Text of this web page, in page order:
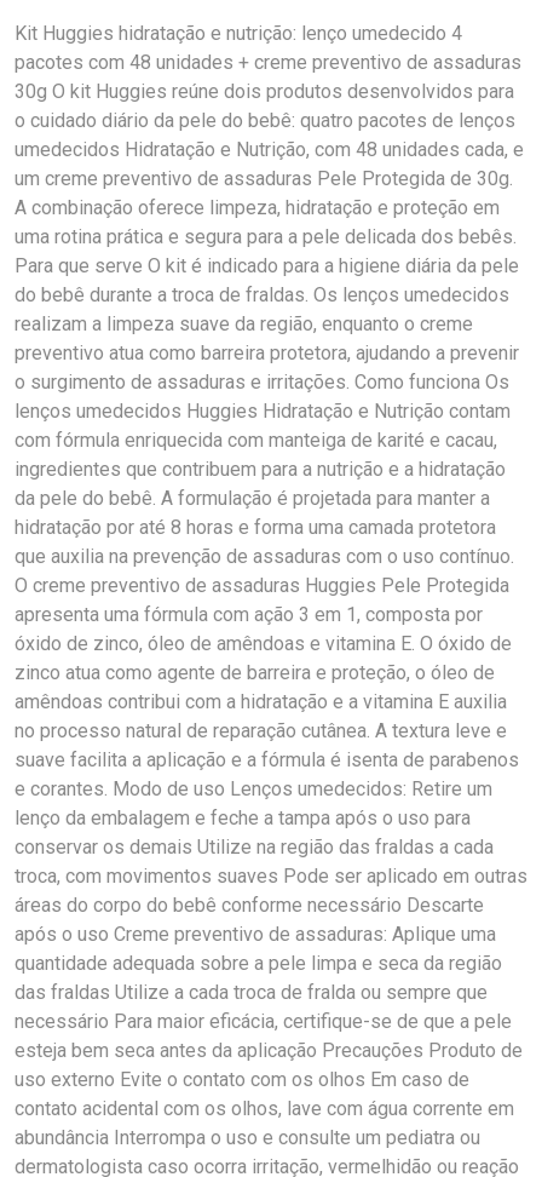
Kit Huggies hidratação e nutrição: lenço umedecido 4
pacotes com 48 unidades + creme preventivo de assaduras
30g O kit Huggies reúne dois produtos desenvolvidos para
o cuidado diário da pele do bebê: quatro pacotes de lenços
umedecidos Hidratação e Nutrição, com 48 unidades cada, e
um creme preventivo de assaduras Pele Protegida de 30g.
A combinação oferece limpeza, hidratação e proteção em
uma rotina prática e segura para a pele delicada dos bebês.
Para que serve O kit é indicado para a higiene diária da pele
do bebê durante a troca de fraldas. Os lenços umedecidos
realizam a limpeza suave da região, enquanto o creme
preventivo atua como barreira protetora, ajudando a prevenir
o surgimento de assaduras e irritações. Como funciona Os
lenços umedecidos Huggies Hidratação e Nutrição contam
com fórmula enriquecida com manteiga de karité e cacau,
ingredientes que contribuem para a nutrição e a hidratação
da pele do bebê. A formulação é projetada para manter a
hidratação por até 8 horas e forma uma camada protetora
que auxilia na prevenção de assaduras com o uso contínuo.
O creme preventivo de assaduras Huggies Pele Protegida
apresenta uma fórmula com ação 3 em 1, composta por
óxido de zinco, óleo de amêndoas e vitamina E. O óxido de
zinco atua como agente de barreira e proteção, o óleo de
amêndoas contribui com a hidratação e a vitamina E auxilia
no processo natural de reparação cutânea. A textura leve e
suave facilita a aplicação e a fórmula é isenta de parabenos
e corantes. Modo de uso Lenços umedecidos: Retire um
lenço da embalagem e feche a tampa após o uso para
conservar os demais Utilize na região das fraldas a cada
troca, com movimentos suaves Pode ser aplicado em outras
áreas do corpo do bebê conforme necessário Descarte
após o uso Creme preventivo de assaduras: Aplique uma
quantidade adequada sobre a pele limpa e seca da região
das fraldas Utilize a cada troca de fralda ou sempre que
necessário Para maior eficácia, certifique-se de que a pele
esteja bem seca antes da aplicação Precauções Produto de
uso externo Evite o contato com os olhos Em caso de
contato acidental com os olhos, lave com água corrente em
abundância Interrompa o uso e consulte um pediatra ou
dermatologista caso ocorra irritação, vermelhidão ou reação